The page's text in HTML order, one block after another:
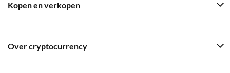
Kopen en verkopen
Over cryptocurrency